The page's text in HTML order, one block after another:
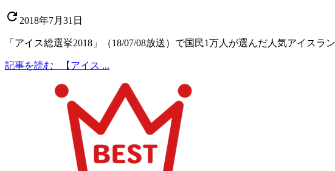
 2018年7月31日
「アイス総選挙2018」（18/07/08放送）で国民1万人が選んだ人気アイスラ
記事を読む 【アイス ...